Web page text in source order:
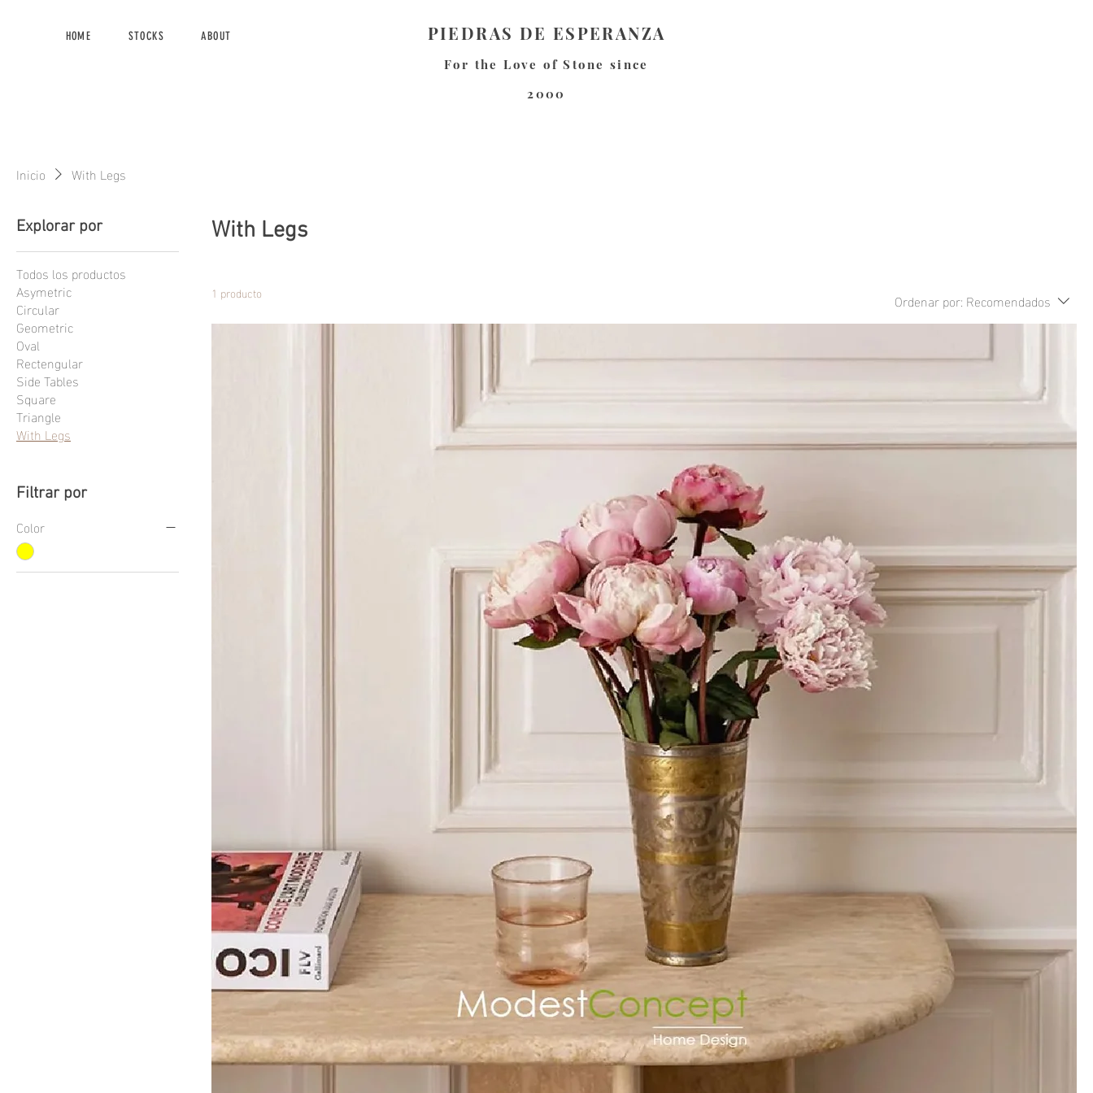
HOME STOCKS ABOUT PIEDRAS DE ESPERANZA
For the Love of Stone since
2000
Inicio With Legs
Explorar por
Todos los productos
Asymetric
Circular
Geometric
Oval
Rectengular
Side Tables
Square
Triangle
With Legs
Filtrar por
Color
With Legs
1 producto Ordenar por: Recomendados